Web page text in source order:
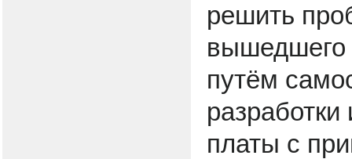
решить
вышедшего
путём
разработки
платы с